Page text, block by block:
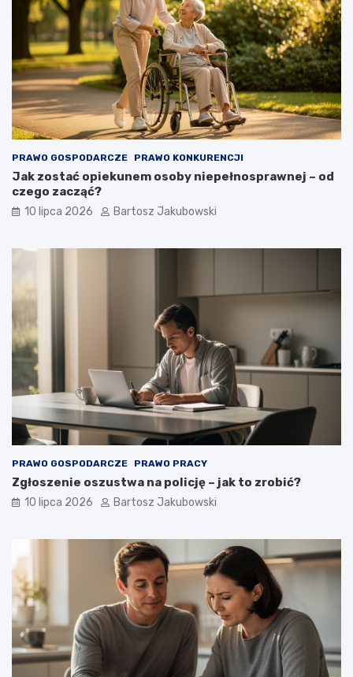
PRAWO GOSPODARCZE PRAWO KONKURENCJI
Jak zostać opiekunem osoby niepełnosprawnej – od
czego zacząć?
10 lipca 2026 Bartosz Jakubowski
PRAWO GOSPODARCZE PRAWO PRACY
Zgłoszenie oszustwa na policję – jak to zrobić?
10 lipca 2026 Bartosz Jakubowski